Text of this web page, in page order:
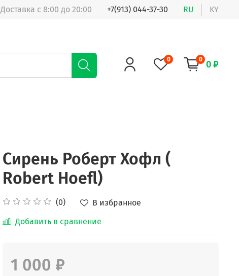
Доставка с 8:00 до 20:00 +7(913) 044-37-30 RU KY
0 0 0 ₽
Сирень Роберт Хофл (
Robert Hoefl)
(0)
В избранное
Добавить в сравнение
1 000 ₽